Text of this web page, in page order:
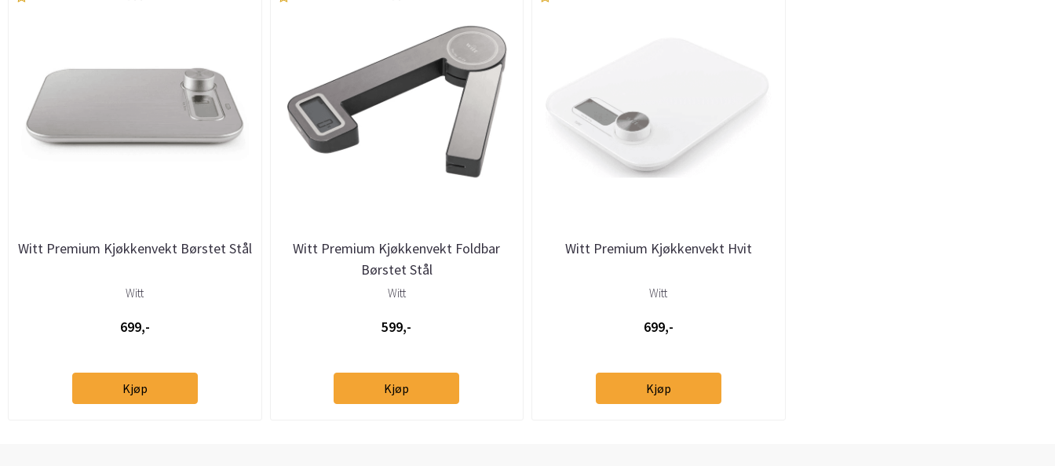
Witt Premium Kjøkkenvekt Børstet Stål
Witt
699,-
Kjøp
Witt Premium Kjøkkenvekt Foldbar
Børstet Stål
Witt
599,-
Kjøp
Witt Premium Kjøkkenvekt Hvit
Witt
699,-
Kjøp